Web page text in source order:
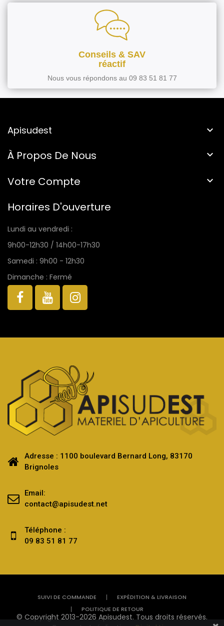
Conseils & SAV
réactif
Nous vous répondons au 09 83 51 81 77
Apisudest 
À Propos De Nous 
Votre Compte 
Horaires D'ouverture
Lundi au vendredi :
9h00-12h30 / 14h00-17h30
Samedi : 9h00 - 12h30
Dimanche : Fermé
Adresse : 1100 boulevard Bernard Long, 83170
Brignoles
Email:
contact@apisudest.net
Téléphone :
09 83 51 81 77
SUIVI DE COMMANDE
EXPÉDITION & LIVRAISON
POLITIQUE DE RETOUR
© Copyright 2013-2026 Apisudest. Tous droits réservés.